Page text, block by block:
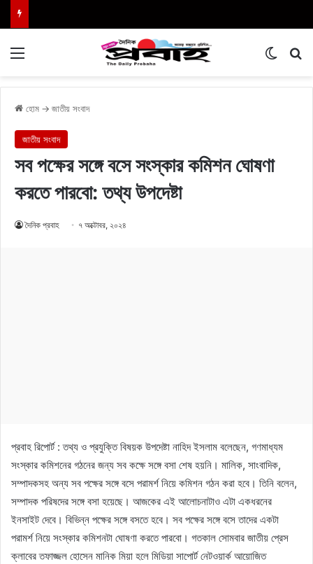
হোম → জাতীয় সংবাদ
জাতীয় সংবাদ
সব পক্ষের সঙ্গে বসে সংস্কার কমিশন ঘোষণা
করতে পারবো: তথ্য উপদেষ্টা
দৈনিক প্রবাহ ৭ অক্টোবর, ২০২৪
প্রবাহ রিপোর্ট : তথ্য ও প্রযুক্তি বিষয়ক উপদেষ্টা নাহিদ ইসলাম বলেছেন, গণমাধ্যম
সংস্কার কমিশনের গঠনের জন্য সব কক্ষে সঙ্গে বসা শেষ হয়নি। মালিক, সাংবাদিক,
সম্পাদকসহ অন্য সব পক্ষের সঙ্গে বসে পরামর্শ নিয়ে কমিশন গঠন করা হবে। তিনি বলেন,
সম্পাদক পরিষদের সঙ্গে বসা হয়েছে। আজকের এই আলোচনাটাও এটা একধরনের
ইনসাইট দেবে। বিভিন্ন পক্ষের সঙ্গে বসতে হবে। সব পক্ষের সঙ্গে বসে তাদের একটা
পরামর্শ নিয়ে সংস্কার কমিশনটা ঘোষণা করতে পারবো। গতকাল সোমবার জাতীয় প্রেস
ক্লাবের তফাজ্জল হোসেন মানিক মিয়া হলে মিডিয়া সাপোর্ট নেটওয়ার্ক আয়োজিত